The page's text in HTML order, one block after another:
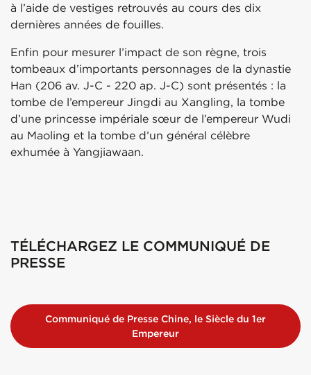
à l’aide de vestiges retrouvés au cours des dix
dernières années de fouilles.
Enfin pour mesurer l’impact de son règne, trois
tombeaux d’importants personnages de la dynastie
Han (206 av. J-C - 220 ap. J-C) sont présentés : la
tombe de l’empereur Jingdi au Xangling, la tombe
d’une princesse impériale sœur de l’empereur Wudi
au Maoling et la tombe d’un général célèbre
exhumée à Yangjiawaan.
TÉLÉCHARGEZ LE COMMUNIQUÉ DE
PRESSE
Communiqué de Presse Chine, le Siècle du 1er
Empereur